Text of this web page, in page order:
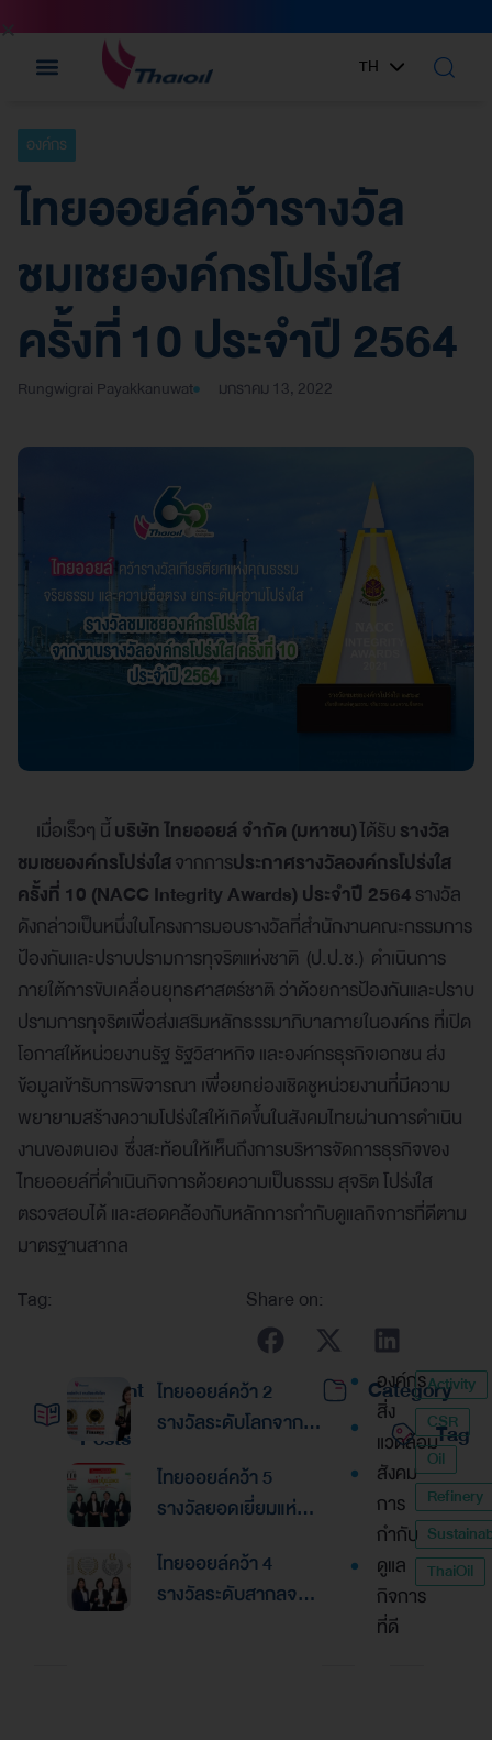
TH
EN
องค์กร
ไทยออยล์คว้ารางวัล
ชมเชยองค์กรโปร่งใส
ครั้งที่ 10 ประจำปี 2564
Rungwigrai Payakkanuwat มกราคม 13, 2022
เมื่อเร็วๆ นี้บริษัท ไทยออยล์ จำกัด (มหาชน)ได้รับรางวัล
ชมเชยองค์กรโปร่งใสจากการประกาศรางวัลองค์กรโปร่งใส
ครั้งที่ 10 (NACC Integrity Awards) ประจำปี 2564รางวัล
ดังกล่าวเป็นหนึ่งในโครงการมอบรางวัลที่สำนักงานคณะกรรมการ
ป้องกันและปราบปรามการทุจริตแห่งชาติ (ป.ป.ช.) ดำเนินการ
ภายใต้การขับเคลื่อนยุทธศาสตร์ชาติ ว่าด้วยการป้องกันและปราบ
ปรามการทุจริตเพื่อส่งเสริมหลักธรรมาภิบาลภายในองค์กร ที่เปิด
โอกาสให้หน่วยงานรัฐ รัฐวิสาหกิจ และองค์กรธุรกิจเอกชน ส่ง
ข้อมูลเข้ารับการพิจารณา เพื่อยกย่องเชิดชูหน่วยงานที่มีความ
พยายามสร้างความโปร่งใสให้เกิดขึ้นในสังคมไทยผ่านการดำเนิน
งานของตนเอง ซึ่งสะท้อนให้เห็นถึงการบริหารจัดการธุรกิจของ
ไทยออยล์ที่ดำเนินกิจการด้วยความเป็นธรรม สุจริต โปร่งใส
ตรวจสอบได้ และสอดคล้องกับหลักการกำกับดูแลกิจการที่ดีตาม
มาตรฐานสากล
Tag:
Share on:
Recent
Posts
ไทยออยล์คว้า 2
รางวัลระดับโลกจาก
Finance Awards
2026ตอกย้ำความเป็น
การเงินและการระดม
ทุน
ไทยออยล์คว้า 5
รางวัลยอดเยี่ยมแห่ง
รางวัล “Asian
Excellence Award
ไทยออยล์คว้า 4
รางวัลระดับสากลจาก
Category
องค์กร
สิ่ง
แวดล้อม
สังคม
การ
กำกับ
ดูแล
กิจการ
ที่ดี
Tag
Activity
CSR
Oil
Refinery
ThaiOil